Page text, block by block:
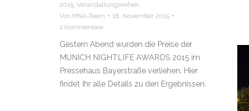
2015 Veranstaltungsreihen
Von MNA-Team
18. November 2015
2 Kommentare
Gestern Abend wurden die Preise der
MUNICH NIGHTLIFE AWARDS 2015 im
Pressehaus Bayerstraße verliehen. Hier
findet Ihr alle Details zu den Ergebnissen.